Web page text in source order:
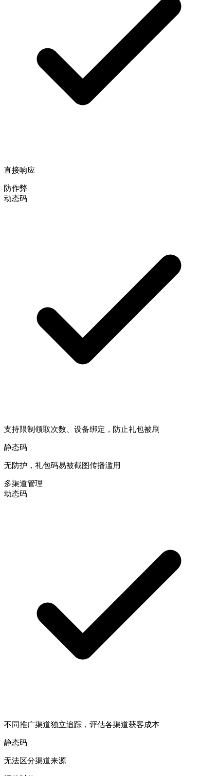
直接响应
防作弊
动态码
支持限制领取次数、设备绑定，防止礼包被刷
静态码
无防护，礼包码易被截图传播滥用
多渠道管理
动态码
不同推广渠道独立追踪，评估各渠道获客成本
静态码
无法区分渠道来源